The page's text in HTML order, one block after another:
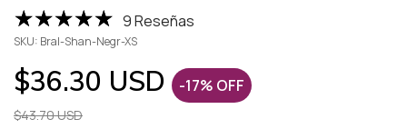
9 Reseñas
SKU: Bral-Shan-Negr-XS
$36.30 USD -17% OFF
$43.70 USD